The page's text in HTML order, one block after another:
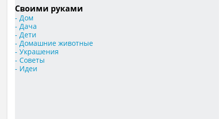
Своими руками
- Дом
- Дача
- Дети
- Домашние животные
- Украшения
- Советы
- Идеи